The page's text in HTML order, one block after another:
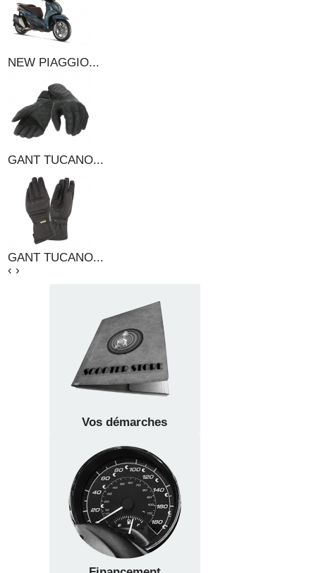
NEW PIAGGIO...
GANT TUCANO...
GANT TUCANO...
‹ ›
Vos démarches